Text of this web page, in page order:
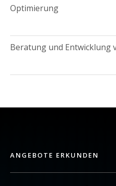
Optimierung
Beratung und Entwicklung
ANGEBOTE ERKUNDEN